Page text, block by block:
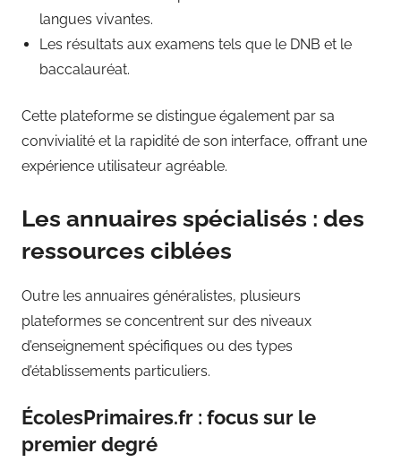
langues vivantes.
Les résultats aux examens tels que le DNB et le
baccalauréat.
Cette plateforme se distingue également par sa
convivialité et la rapidité de son interface, offrant une
expérience utilisateur agréable.
Les annuaires spécialisés : des
ressources ciblées
Outre les annuaires généralistes, plusieurs
plateformes se concentrent sur des niveaux
d’enseignement spécifiques ou des types
d’établissements particuliers.
ÉcolesPrimaires.fr : focus sur le
premier degré